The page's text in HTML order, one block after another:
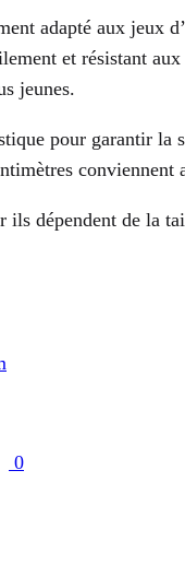
0
adapté aux jeux
et résistant
jeunes.
pour garantir
ils dépendent de la